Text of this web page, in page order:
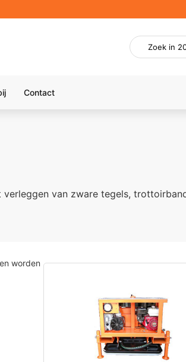
Contact
van zware tegels,
worden